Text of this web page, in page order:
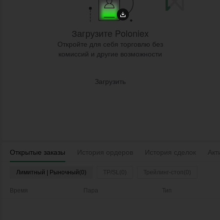
Открытые заказы История ордеров История сделок
Лимитный | Рыночный(0) TP/SL(0) Трейлинг-стоп(0)
Время Пара Тип
Загрузите Poloniex
Откройте для себя торговлю без
комиссий и другие возможности
Загрузить